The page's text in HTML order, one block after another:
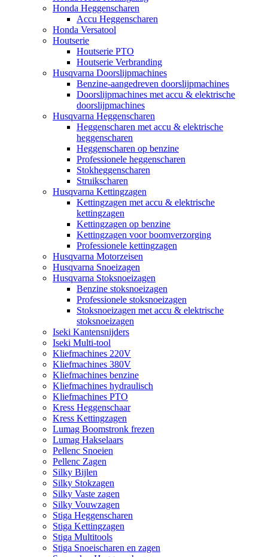
Honda Heggenscharen
Accu Heggenscharen
Honda Versatool
Houtserie
Houtserie PTO
Houtserie Verbranding
Husqvarna Doorslijpmachines
Benzine-aangedreven doorslijpmachines
Doorslijpmachines met accu & elektrische
doorslijpmachines
Husqvarna Heggenscharen
Heggenscharen met accu & elektrische
heggenscharen
Heggenscharen op benzine
Professionele heggenscharen
Stokheggenscharen
Struikscharen
Husqvarna Kettingzagen
Kettingzagen met accu & elektrische
kettingzagen
Kettingzagen op benzine
Kettingzagen voor boomverzorging
Professionele kettingzagen
Husqvarna Motorzeisen
Husqvarna Snoeizagen
Husqvarna Stoksnoeizagen
Benzine stoksnoeizagen
Professionele stoksnoeizagen
Stoksnoeizagen met accu & elektrische
stoksnoeizagen
Iseki Kantensnijders
Iseki Multi-tool
Kliefmachines 220V
Kliefmachines 380V
Kliefmachines benzine
Kliefmachines hydraulisch
Kliefmachines PTO
Kress Heggenschaar
Kress Kettingzagen
Lumag Boomstronk frezen
Lumag Hakselaars
Pellenc Snoeien
Pellenc Zagen
Silky Bijlen
Silky Stokzagen
Silky Vaste zagen
Silky Vouwzagen
Stiga Heggenscharen
Stiga Kettingzagen
Stiga Multitools
Stiga Snoeischaren en zagen